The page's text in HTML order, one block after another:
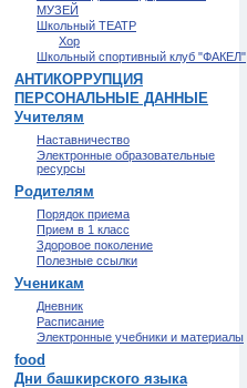
МУЗЕЙ
Школьный ТЕАТР
Хор
Школьный спортивный клуб "ФАКЕЛ"
АНТИКОРРУПЦИЯ
ПЕРСОНАЛЬНЫЕ ДАННЫЕ
Учителям
Наставничество
Электронные образовательные
ресурсы
Родителям
Порядок приема
Прием в 1 класс
Здоровое поколение
Полезные ссылки
Ученикам
Дневник
Расписание
Электронные учебники и материалы
food
Дни башкирского языка